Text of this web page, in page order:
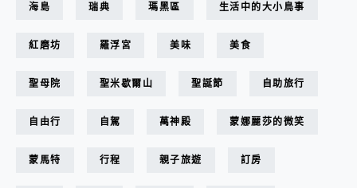
海島 瑞典 瑪黑區 生活中的大小鳥事
紅磨坊 羅浮宮 美味 美食
聖母院 聖米歇爾山 聖誕節 自助旅行
自由行 自駕 萬神殿 蒙娜麗莎的微笑
蒙馬特 行程 親子旅遊 訂房